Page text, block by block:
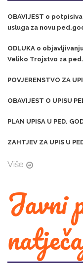
OBAVIJEST o
usluga za novu
ODLUKA o
Veliko Trojstvo za
POVJERENSTVO ZA
OBAVIJEST O UPISU
PLAN UPISA U PED.
ZAHTJEV ZA UPIS U
Više
Javni